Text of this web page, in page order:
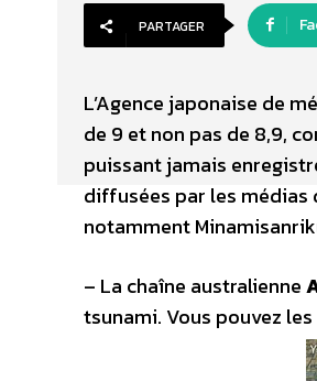
PARTAGER
L’Agence japonaise de
de 9 et non pas de 8,9,
puissant jamais
diffusées par les médias
notamment
– La chaîne australienne
tsunami. Vous pouvez